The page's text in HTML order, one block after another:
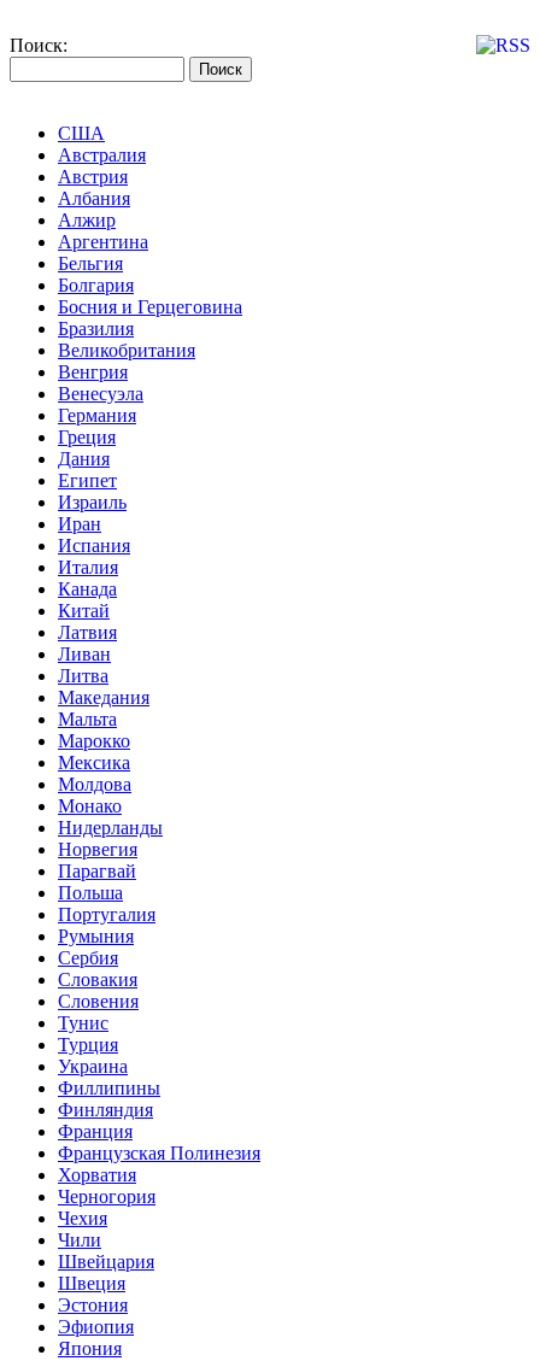
Поиск:
США
Австралия
Австрия
Албания
Алжир
Аргентина
Бельгия
Болгария
Босния и Герцеговина
Бразилия
Великобритания
Венгрия
Венесуэла
Германия
Греция
Дания
Египет
Израиль
Иран
Испания
Италия
Канада
Китай
Латвия
Ливан
Литва
Македания
Мальта
Марокко
Мексика
Молдова
Монако
Нидерланды
Норвегия
Парагвай
Польша
Португалия
Румыния
Сербия
Словакия
Словения
Тунис
Турция
Украина
Филлипины
Финляндия
Франция
Французская Полинезия
Хорватия
Черногория
Чехия
Чили
Швейцария
Швеция
Эстония
Эфиопия
Япония